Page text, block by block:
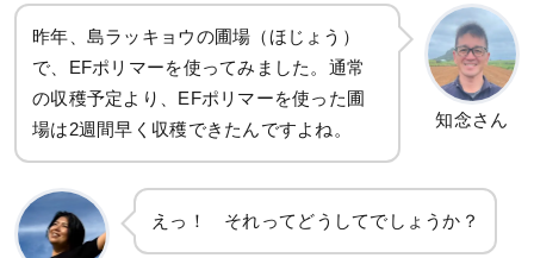
昨年、島ラッキョウの圃場（ほじょう）
で、EFポリマーを使ってみました。通常
の収穫予定より、EFポリマーを使った圃
場は2週間早く収穫できたんですよね。
知念さん
えっ！ それってどうしてでしょうか？